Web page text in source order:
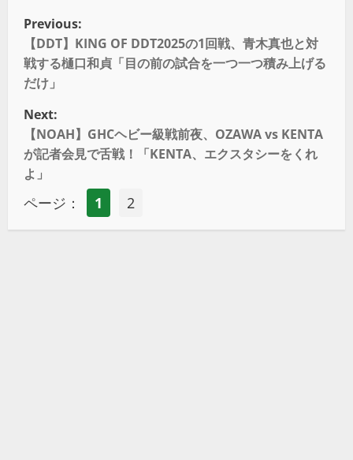
Previous:
【DDT】KING OF DDT2025の1回戦、青木真也と対
戦する樋口和貞「目の前の試合を一つ一つ積み上げる
だけ」
Next:
【NOAH】GHCヘビー級戦前夜、OZAWA vs KENTA
が記者会見で舌戦！「KENTA、エクスタシーをくれ
よ」
ページ： 1 2